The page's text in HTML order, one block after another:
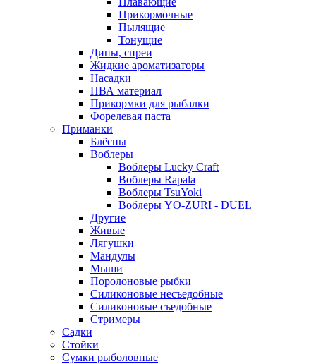
Прикормочные
Пылящие
Тонущие
Дипы, спреи
Жидкие ароматизаторы
Насадки
ПВА материал
Прикормки для рыбалки
Форелевая паста
Приманки
Блёсны
Воблеры
Воблеры Lucky Craft
Воблеры Rapala
Воблеры TsuYoki
Воблеры YO-ZURI - DUEL
Другие
Живые
Лягушки
Мандулы
Мыши
Поролоновые рыбки
Силиконовые несъедобные
Силиконовые съедобные
Стримеры
Садки
Стойки
Сумки рыболовные